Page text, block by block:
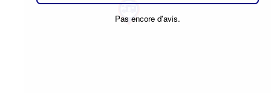
Pas encore d'avis.